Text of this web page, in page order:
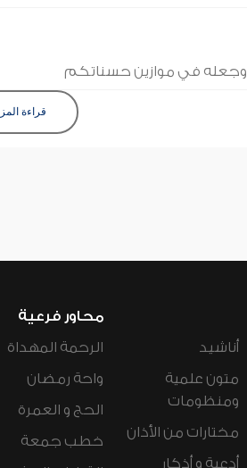
وجعله في موازين حسناتكم
قراءة
أناشيد
متون علمية
ومنظومات
مختارات من الأذان
أدعية و أذكار
محاور فرعية
الرحمة المهداة
واحة رمضان
الحج و العمرة
خطب جمعة